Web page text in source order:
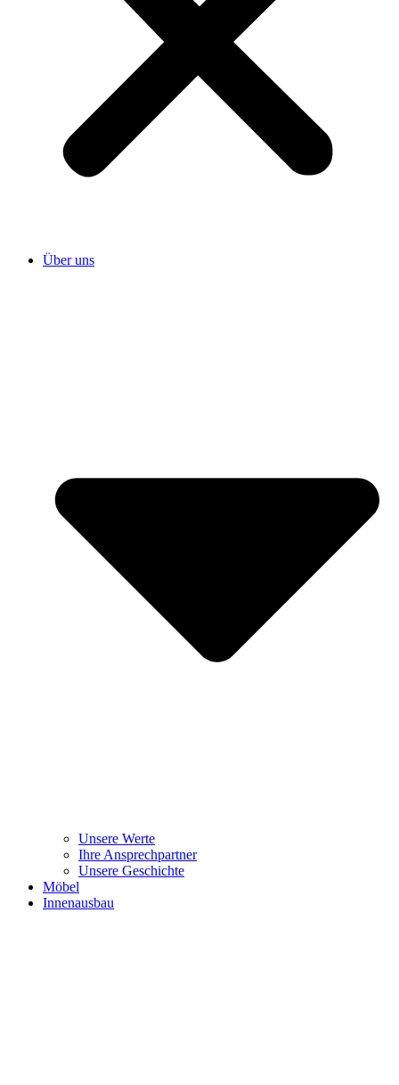
Über uns
Unsere Werte
Ihre Ansprechpartner
Unsere Geschichte
Möbel
Innenausbau